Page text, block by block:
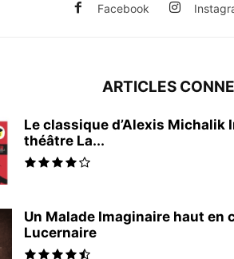
Facebook
ARTICLES
Le classique d’Alexis Michalik
théâtre La...
Un Malade Imaginaire haut en
Lucernaire